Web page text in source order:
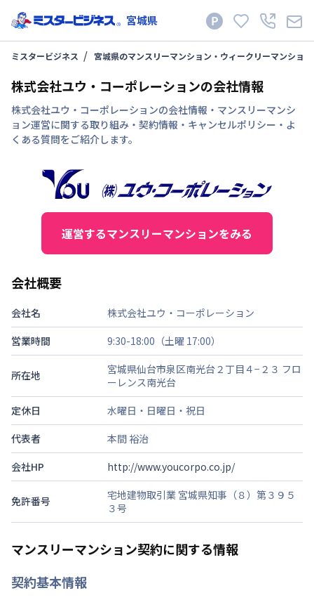
宮城県
ミスタービジネス 宮城県のマンスリーマンション・ウィークリーマンション
株式会社ユウ・コーポレーションの会社情報
株式会社ユウ・コーポレーションの会社情報・マンスリーマンシ
ョン運営に関する取り組み・契約情報・キャンセルポリシー・よ
くある質問をご紹介します。
運営するマンスリーマンションをみる
会社概要
会社名
株式会社ユウ・コーポレーション
営業時間
9:30-18:00（土曜 17:00）
所在地
宮城県仙台市泉区南光台２丁目４−２３ フロ
ーレンス南光台
定休日
水曜日・日曜日・祝日
代表者
本間 裕治
会社HP
http://www.youcorpo.co.jp/
免許番号
宅地建物取引業 宮城県知事（８）第３９５
３号
マンスリーマンション契約に関する情報
契約基本情報